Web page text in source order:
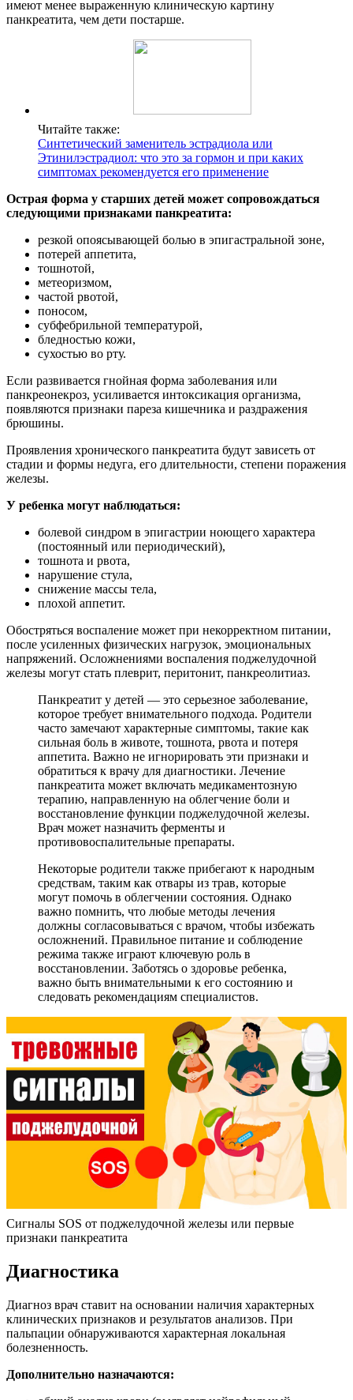
имеют менее выраженную клиническую картину
панкреатита, чем дети постарше.
Читайте также:
Синтетический заменитель эстрадиола или
Этинилэстрадиол: что это за гормон и при каких
симптомах рекомендуется его применение
Острая форма у старших детей может сопровождаться
следующими признаками панкреатита:
резкой опоясывающей болью в эпигастральной зоне,
потерей аппетита,
тошнотой,
метеоризмом,
частой рвотой,
поносом,
субфебрильной температурой,
бледностью кожи,
сухостью во рту.
Если развивается гнойная форма заболевания или
панкреонекроз, усиливается интоксикация организма,
появляются признаки пареза кишечника и раздражения
брюшины.
Проявления хронического панкреатита будут зависеть от
стадии и формы недуга, его длительности, степени поражения
железы.
У ребенка могут наблюдаться:
болевой синдром в эпигастрии ноющего характера
(постоянный или периодический),
тошнота и рвота,
нарушение стула,
снижение массы тела,
плохой аппетит.
Обостряться воспаление может при некорректном питании,
после усиленных физических нагрузок, эмоциональных
напряжений. Осложнениями воспаления поджелудочной
железы могут стать плеврит, перитонит, панкреолитиаз.
Панкреатит у детей — это серьезное заболевание,
которое требует внимательного подхода. Родители
часто замечают характерные симптомы, такие как
сильная боль в животе, тошнота, рвота и потеря
аппетита. Важно не игнорировать эти признаки и
обратиться к врачу для диагностики. Лечение
панкреатита может включать медикаментозную
терапию, направленную на облегчение боли и
восстановление функции поджелудочной железы.
Врач может назначить ферменты и
противовоспалительные препараты.
Некоторые родители также прибегают к народным
средствам, таким как отвары из трав, которые
могут помочь в облегчении состояния. Однако
важно помнить, что любые методы лечения
должны согласовываться с врачом, чтобы избежать
осложнений. Правильное питание и соблюдение
режима также играют ключевую роль в
восстановлении. Заботясь о здоровье ребенка,
важно быть внимательными к его состоянию и
следовать рекомендациям специалистов.
Сигналы SOS от поджелудочной железы или первые
признаки панкреатита
Диагностика
Диагноз врач ставит на основании наличия характерных
клинических признаков и результатов анализов. При
пальпации обнаруживаются характерная локальная
болезненность.
Дополнительно назначаются: